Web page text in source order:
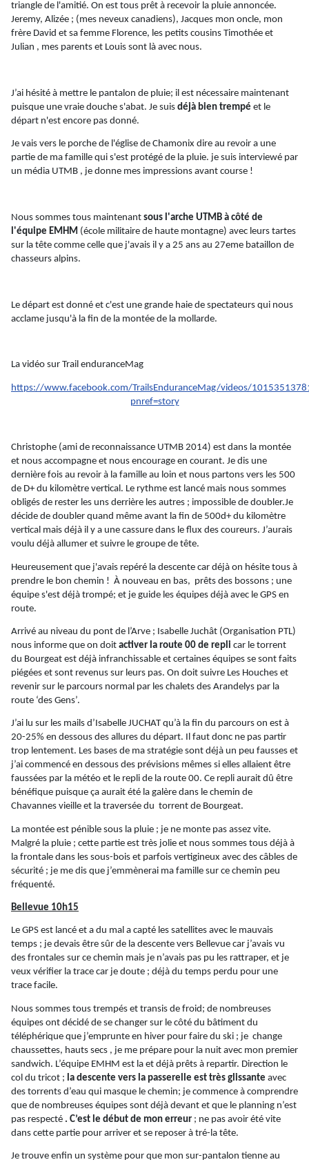
triangle de l'amitié. On est tous prêt à recevoir la pluie annoncée.
Jeremy, Alizée ; (mes neveux canadiens), Jacques mon oncle, mon
frère David et sa femme Florence, les petits cousins Timothée et
Julian , mes parents et Louis sont là avec nous.
J’ai hésité à mettre le pantalon de pluie; il est nécessaire maintenant
puisque une vraie douche s'abat. Je suis déjà bien trempé et le
départ n'est encore pas donné.
Je vais vers le porche de l'église de Chamonix dire au revoir a une
partie de ma famille qui s'est protégé de la pluie. je suis interviewé par
un média UTMB , je donne mes impressions avant course !
Nous sommes tous maintenant sous l'arche UTMB à côté de
l'équipe EMHM (école militaire de haute montagne) avec leurs tartes
sur la tête comme celle que j'avais il y a 25 ans au 27eme bataillon de
chasseurs alpins.
Le départ est donné et c'est une grande haie de spectateurs qui nous
acclame jusqu'à la fin de la montée de la mollarde.
La vidéo sur Trail enduranceMag
https://www.facebook.com/TrailsEnduranceMag/videos/
pnref=story
Christophe (ami de reconnaissance UTMB 2014) est dans la montée
et nous accompagne et nous encourage en courant. Je dis une
dernière fois au revoir à la famille au loin et nous partons vers les 500
de D+ du kilomètre vertical. Le rythme est lancé mais nous sommes
obligés de rester les uns derrière les autres ; impossible de doubler.Je
décide de doubler quand même avant la fin de 500d+ du kilomètre
vertical mais déjà il y a une cassure dans le flux des coureurs. J’aurais
voulu déjà allumer et suivre le groupe de tête.
Heureusement que j'avais repéré la descente car déjà on hésite tous à
prendre le bon chemin ! À nouveau en bas, prêts des bossons ; une
équipe s'est déjà trompé; et je guide les équipes déjà avec le GPS en
route.
Arrivé au niveau du pont de l’Arve ; Isabelle Juchât (Organisation PTL)
nous informe que on doit activer la route 00 de repli car le torrent
du Bourgeat est déjà infranchissable et certaines équipes se sont faits
piégées et sont revenus sur leurs pas. On doit suivre Les Houches et
revenir sur le parcours normal par les chalets des Arandelys par la
route ‘des Gens’.
J’ai lu sur les mails d’Isabelle JUCHAT qu’à la fin du parcours on est à
20-25% en dessous des allures du départ. Il faut donc ne pas partir
trop lentement. Les bases de ma stratégie sont déjà un peu fausses et
j’ai commencé en dessous des prévisions mêmes si elles allaient être
faussées par la météo et le repli de la route 00. Ce repli aurait dû être
bénéfique puisque ça aurait été la galère dans le chemin de
Chavannes vieille et la traversée du torrent de Bourgeat.
La montée est pénible sous la pluie ; je ne monte pas assez vite.
Malgré la pluie ; cette partie est très jolie et nous sommes tous déjà à
la frontale dans les sous-bois et parfois vertigineux avec des câbles de
sécurité ; je me dis que j’emmènerai ma famille sur ce chemin peu
fréquenté.
Bellevue 10h15
Le GPS est lancé et a du mal a capté les satellites avec le mauvais
temps ; je devais être sûr de la descente vers Bellevue car j’avais vu
des frontales sur ce chemin mais je n’avais pas pu les rattraper, et je
veux vérifier la trace car je doute ; déjà du temps perdu pour une
trace facile.
Nous sommes tous trempés et transis de froid; de nombreuses
équipes ont décidé de se changer sur le côté du bâtiment du
téléphérique que j’emprunte en hiver pour faire du ski ; je change
chaussettes, hauts secs , je me prépare pour la nuit avec mon premier
sandwich. L’équipe EMHM est la et déjà prêts à repartir. Direction le
col du tricot ; la descente vers la passerelle est très glissante avec
des torrents d’eau qui masque le chemin; je commence à comprendre
que de nombreuses équipes sont déjà devant et que le planning n’est
pas respecté . C’est le début de mon erreur ; ne pas avoir été vite
dans cette partie pour arriver et se reposer à tré-la tête.
Je trouve enfin un système pour que mon sur-pantalon tienne au